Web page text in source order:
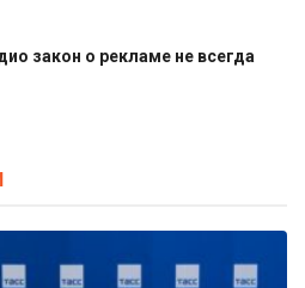
закон о рекламе не всегда